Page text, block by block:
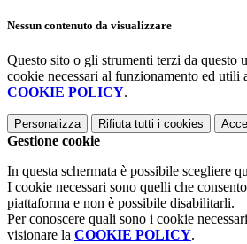
Nessun contenuto da visualizzare
Questo sito o gli strumenti terzi da questo
cookie necessari al funzionamento ed utili
COOKIE POLICY.
Personalizza Rifiuta tutti i cookies
Gestione cookie
In questa schermata è possibile scegliere
I cookie necessari sono quelli che
piattaforma e non è possibile disabilitarli.
Per conoscere quali sono i cookie
visionare la COOKIE POLICY.